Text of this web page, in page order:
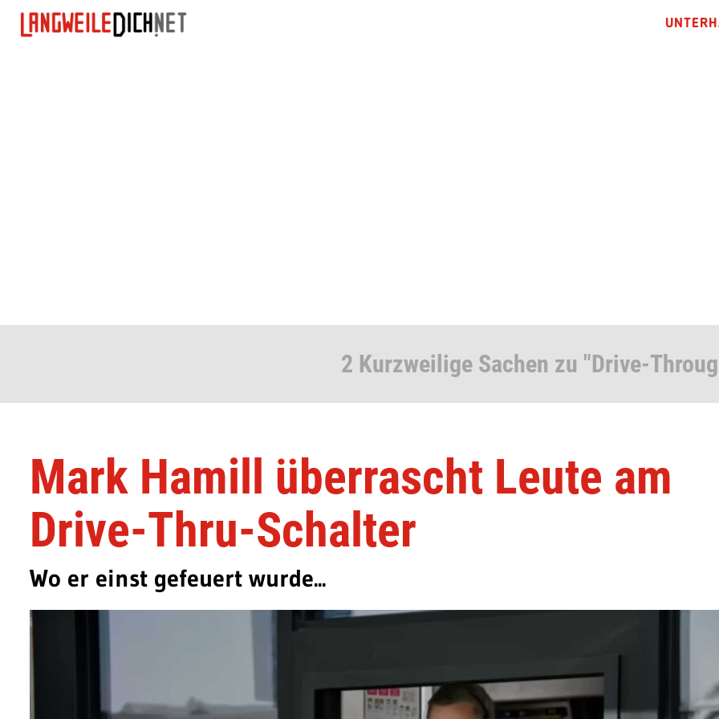
2 Kurzweilige Sachen zu "Drive-
Mark Hamill überrascht Leute am
Drive-Thru-Schalter
Wo er einst gefeuert wurde...